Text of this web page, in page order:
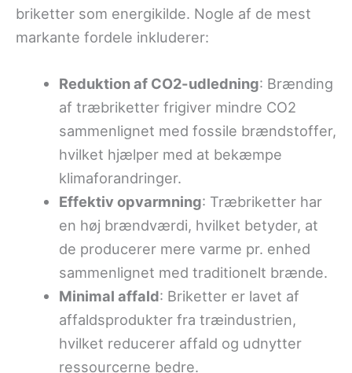
briketter som energikilde. Nogle af de mest
markante fordele inkluderer:
Reduktion af CO2-udledning: Brænding
af træbriketter frigiver mindre CO2
sammenlignet med fossile brændstoffer,
hvilket hjælper med at bekæmpe
klimaforandringer.
Effektiv opvarmning: Træbriketter har
en høj brændværdi, hvilket betyder, at
de producerer mere varme pr. enhed
sammenlignet med traditionelt brænde.
Minimal affald: Briketter er lavet af
affaldsprodukter fra træindustrien,
hvilket reducerer affald og udnytter
ressourcerne bedre.